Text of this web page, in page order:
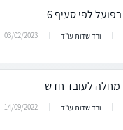
לפי סעיף 6
ורד שדות עו"ד 03/02/2023
מחלה לעובד חדש
ורד שדות עו"ד 14/09/2022